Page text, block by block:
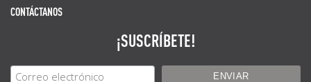
CONTÁCTANOS
¡SUSCRÍBETE!